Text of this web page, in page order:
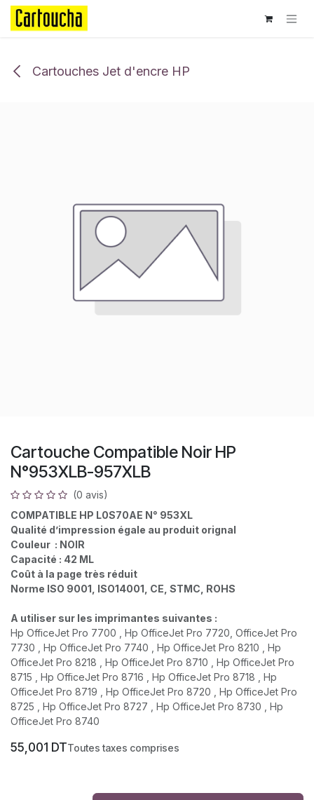
Se rendre au contenu
Cartouches Jet d'encre HP
Cartouche Compatible Noir HP
N°953XLB-957XLB
(0 avis)
COMPATIBLE HP L0S70AE N° 953XL
Qualité d’impression égale au produit orignal
Couleur : NOIR
Capacité : 42 ML
Coût à la page très réduit
Norme ISO 9001, ISO14001, CE, STMC, ROHS
A utiliser sur les imprimantes suivantes :
Hp OfficeJet Pro 7700 , Hp OfficeJet Pro 7720, OfficeJet Pro
7730 , Hp OfficeJet Pro 7740 , Hp OfficeJet Pro 8210 , Hp
OfficeJet Pro 8218 , Hp OfficeJet Pro 8710 , Hp OfficeJet Pro
8715 , Hp OfficeJet Pro 8716 , Hp OfficeJet Pro 8718 , Hp
OfficeJet Pro 8719 , Hp OfficeJet Pro 8720 , Hp OfficeJet Pro
8725 , Hp OfficeJet Pro 8727 , Hp OfficeJet Pro 8730 , Hp
OfficeJet Pro 8740
55,001 DTToutes taxes comprises